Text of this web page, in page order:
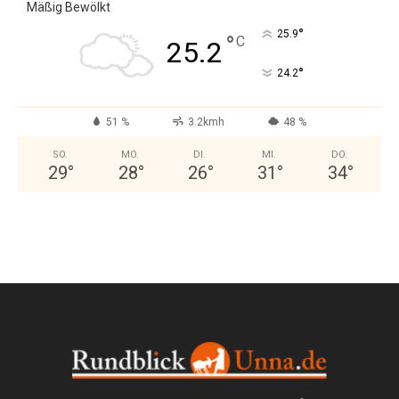
Mäßig Bewölkt
25.2 °C 25.9°
24.2°
51 % 3.2kmh 48 %
SO.
29°
MO.
28°
DI.
26°
MI.
31 °
DO.
34°